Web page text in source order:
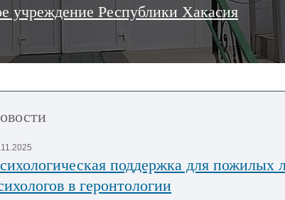
учреждение Республики Хакасия
поддержка для
в геронтологии